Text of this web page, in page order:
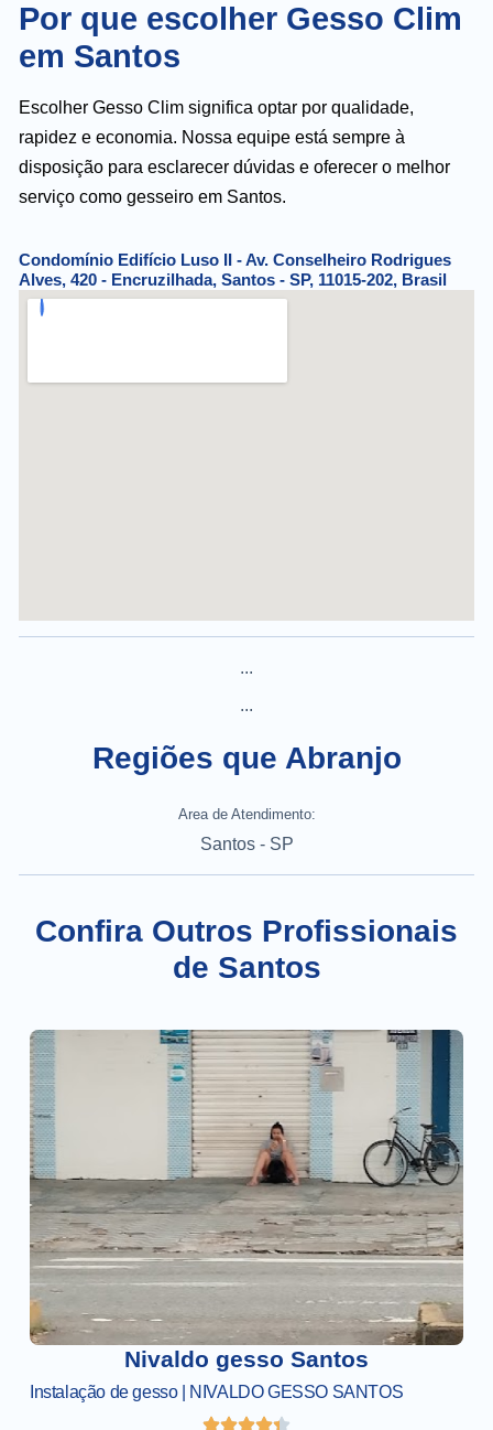
Por que escolher Gesso Clim
em Santos
Escolher Gesso Clim significa optar por qualidade,
rapidez e economia. Nossa equipe está sempre à
disposição para esclarecer dúvidas e oferecer o melhor
serviço como gesseiro em Santos.
Condomínio Edifício Luso II - Av. Conselheiro Rodrigues
Alves, 420 - Encruzilhada, Santos - SP, 11015-202, Brasil
...
...
Regiões que Abranjo
Area de Atendimento:
Santos - SP
Confira Outros Profissionais
de Santos
Nivaldo gesso Santos
Instalação de gesso | NIVALDO GESSO SANTOS